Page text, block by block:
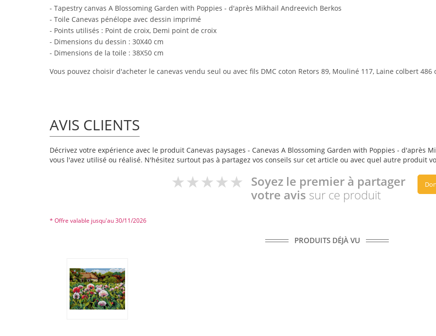
- Tapestry canvas A Blossoming Garden with Poppies - d'après Mikhail Andreevich Berkos
- Toile Canevas pénélope avec dessin imprimé
- Points utilisés : Point de croix, Demi point de croix
- Dimensions du dessin : 30X40 cm
- Dimensions de la toile : 38X50 cm
Vous pouvez choisir d'acheter le canevas vendu seul ou avec fils DMC coton Retors 89, Mouliné 117, Laine colbert 486
AVIS CLIENTS
Décrivez votre expérience avec le produit Canevas paysages - Canevas A Blossoming Garden with Poppies - d'après
vous l'avez utilisé ou réalisé. N'hésitez surtout pas à partagez vos conseils sur cet article ou avec quel autre produit
Soyez le premier à partager
votre avis sur ce produit
* Offre valable jusqu'au 30/11/2026
PRODUITS DÉJÀ VU